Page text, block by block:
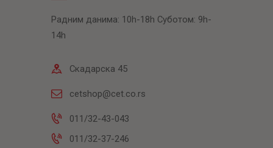
Радним данима: 10h-18h Суботом: 9h-
14h
Скадарска 45
cetshop@cet.co.rs
011/32-43-043
011/32-37-246